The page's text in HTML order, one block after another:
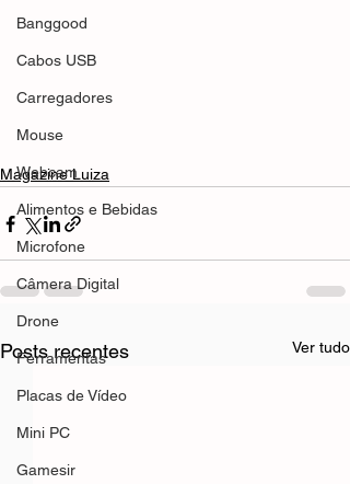
Banggood
Cabos USB
Carregadores
Mouse
Webcam
Alimentos e Bebidas
Microfone
Câmera Digital
Drone
Ferramentas
Placas de Vídeo
Mini PC
Gamesir
Magazine Luiza
Posts recentes Ver tudo